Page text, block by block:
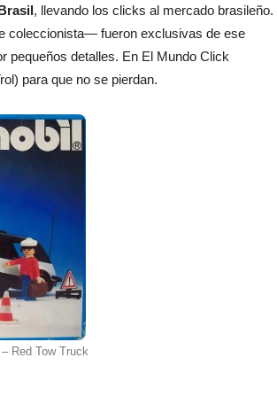
, llevando los clicks al mercado brasileño.
coleccionista— fueron exclusivas de ese
pequeños detalles. En El Mundo Click
para que no se pierdan.
Red Tow Truck